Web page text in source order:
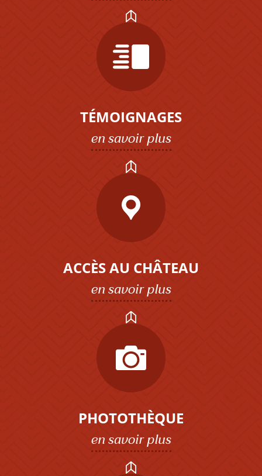
TÉMOIGNAGES
en savoir plus
ACCÈS AU CHÂTEAU
en savoir plus
PHOTOTHÈQUE
en savoir plus